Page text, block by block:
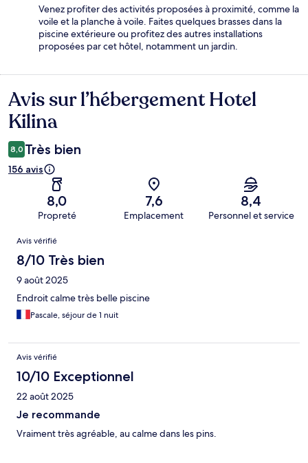
Venez profiter des activités proposées à proximité, comme la
voile et la planche à voile. Faites quelques brasses dans la
piscine extérieure ou profitez des autres installations
proposées par cet hôtel, notamment un jardin.
Avis
Avis sur l’hébergement Hotel
Kilina
8,0 Très bien
156 avis
8,0
Propreté
7,6
Emplacement
8,4
Personnel et service
Avis
Avis vérifié
8/10 Très bien
9 août 2025
Endroit calme très belle piscine
Pascale, séjour de 1 nuit
Avis vérifié
10/10 Exceptionnel
22 août 2025
Je recommande
Vraiment très agréable, au calme dans les pins.